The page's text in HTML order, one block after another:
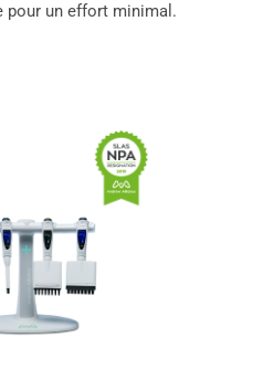
pour un effort minimal.